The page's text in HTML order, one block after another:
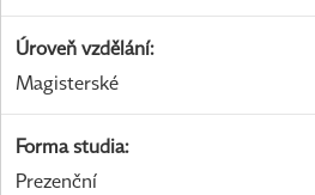
Úroveň vzdělání:
Magisterské
Forma studia:
Prezenční